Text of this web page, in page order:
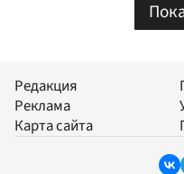
Редакция
Реклама
Карта сайта